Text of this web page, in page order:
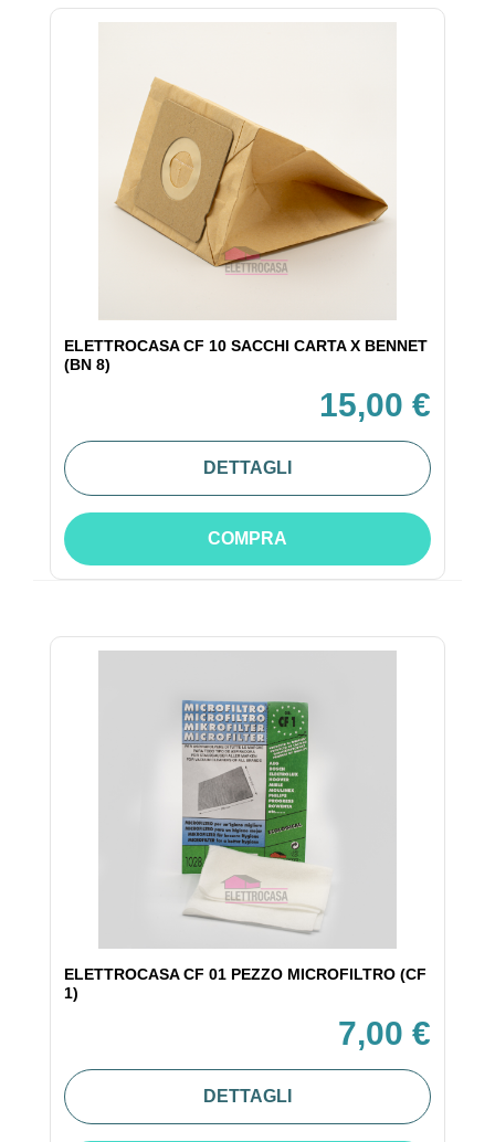
ELETTROCASA CF 10 SACCHI CARTA X BENNET
(BN 8)
15,00 €
DETTAGLI
COMPRA
ELETTROCASA CF 01 PEZZO MICROFILTRO (CF
1)
7,00 €
DETTAGLI